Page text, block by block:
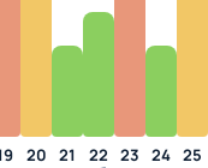
20 21 22 23 24 25